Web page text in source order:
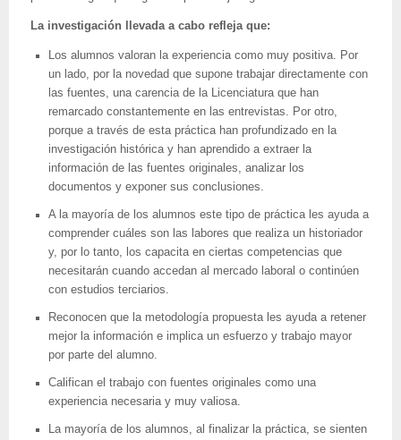
La investigación llevada a cabo refleja que:
Los alumnos valoran la experiencia como muy positiva. Por
un lado, por la novedad que supone trabajar directamente con
las fuentes, una carencia de la Licenciatura que han
remarcado constantemente en las entrevistas. Por otro,
porque a través de esta práctica han profundizado en la
investigación histórica y han aprendido a extraer la
información de las fuentes originales, analizar los
documentos y exponer sus conclusiones.
A la mayoría de los alumnos este tipo de práctica les ayuda a
comprender cuáles son las labores que realiza un historiador
y, por lo tanto, los capacita en ciertas competencias que
necesitarán cuando accedan al mercado laboral o continúen
con estudios terciarios.
Reconocen que la metodología propuesta les ayuda a retener
mejor la información e implica un esfuerzo y trabajo mayor
por parte del alumno.
Califican el trabajo con fuentes originales como una
experiencia necesaria y muy valiosa.
La mayoría de los alumnos, al finalizar la práctica, se sienten